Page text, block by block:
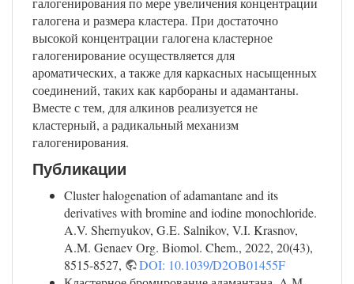
галогена и размера кластера. При достаточно
высокой концентрации галогена кластерное
галогенирование осуществляется для
ароматических, а также для каркасных насыщенных
соединений, таких как карбораны и адамантаны.
Вместе с тем, для алкинов реализуется не
кластерный, а радикальный механизм
галогенирования.
Публикации
Cluster halogenation of adamantane and its
derivatives with bromine and iodine monochloride.
A.V. Shernyukov, G.E. Salnikov, V.I. Krasnov,
A.M. Genaev Org. Biomol. Chem., 2022, 20(43),
8515-8527,
DOI: 10.1039/D2OB01455F